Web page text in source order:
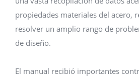
propiedades materiales del acero,
resolver un amplio rango de
de diseño.
El manual recibió importantes